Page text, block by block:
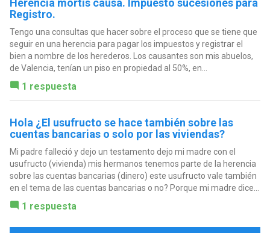
Herencia mortis causa. Impuesto sucesiones para
Registro.
Tengo una consultas que hacer sobre el proceso que se tiene que
seguir en una herencia para pagar los impuestos y registrar el
bien a nombre de los herederos. Los causantes son mis abuelos,
de Valencia, tenían un piso en propiedad al 50%, en...
1 respuesta
Hola ¿El usufructo se hace también sobre las
cuentas bancarias o solo por las viviendas?
Mi padre falleció y dejo un testamento dejo mi madre con el
usufructo (vivienda) mis hermanos tenemos parte de la herencia
sobre las cuentas bancarias (dinero) este usufructo vale también
en el tema de las cuentas bancarias o no? Porque mi madre dice...
1 respuesta